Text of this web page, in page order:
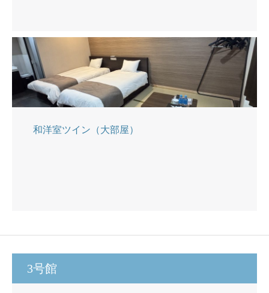
和洋室ツイン（大部屋）
3号館